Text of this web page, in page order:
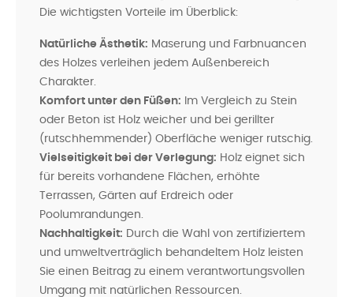
Die wichtigsten Vorteile im Überblick:
Natürliche Ästhetik: Maserung und Farbnuancen
des Holzes verleihen jedem Außenbereich
Charakter.
Komfort unter den Füßen: Im Vergleich zu Stein
oder Beton ist Holz weicher und bei gerillter
(rutschhemmender) Oberfläche weniger rutschig.
Vielseitigkeit bei der Verlegung: Holz eignet sich
für bereits vorhandene Flächen, erhöhte
Terrassen, Gärten auf Erdreich oder
Poolumrandungen.
Nachhaltigkeit: Durch die Wahl von zertifiziertem
und umweltverträglich behandeltem Holz leisten
Sie einen Beitrag zu einem verantwortungsvollen
Umgang mit natürlichen Ressourcen.